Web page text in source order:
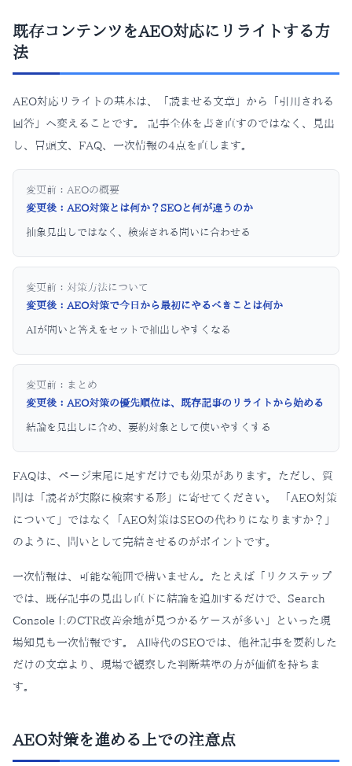
既存コンテンツをAEO対応にリライトする方
法
AEO対応リライトの基本は、「読ませる文章」から「引用される
回答」へ変えることです。 記事全体を書き直すのではなく、見出
し、冒頭文、FAQ、一次情報の4点を直します。
変更前： AEOの概要
変更後： AEO対策とは何か？SEOと何が違うのか
抽象見出しではなく、検索される問いに合わせる
変更前： 対策方法について
変更後： AEO対策で今日から最初にやるべきことは何か
AIが問いと答えをセットで抽出しやすくなる
変更前：
まとめ
変更後： AEO対策の優先順位は、既存記事のリライトから始める
結論を見出しに含め、要約対象として使いやすくする
FAQは、ページ末尾に足すだけでも効果があります。ただし、質
問は「読者が実際に検索する形」に寄せてください。 「AEO対策
について」ではなく「AEO対策はSEOの代わりになりますか？」
のように、問いとして完結させるのがポイントです。
一次情報は、可能な範囲で構いません。たとえば「リクステップ
では、既存記事の見出し直下に結論を追加するだけで、Search
Console上のCTR改善余地が見つかるケースが多い」といった現
場知見も一次情報です。 AI時代のSEOでは、他社記事を要約した
だけの文章より、現場で観察した判断基準の方が価値を持ちま
す。
AEO対策を進める上での注意点